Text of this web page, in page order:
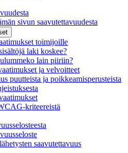
sivun saavutettavuudesta
toimijoille
laki koskee?
lain piiriin?
ja velvoitteet
puutteista ja poikkeamisperusteista
kriteereistä
saavutettavuus